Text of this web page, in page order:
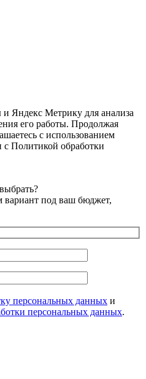
Яндекс Метрику для анализа
его работы. Продолжая
с использованием
с Политикой обработки
под ваш бюджет,
персональных данных и
персональных данных.